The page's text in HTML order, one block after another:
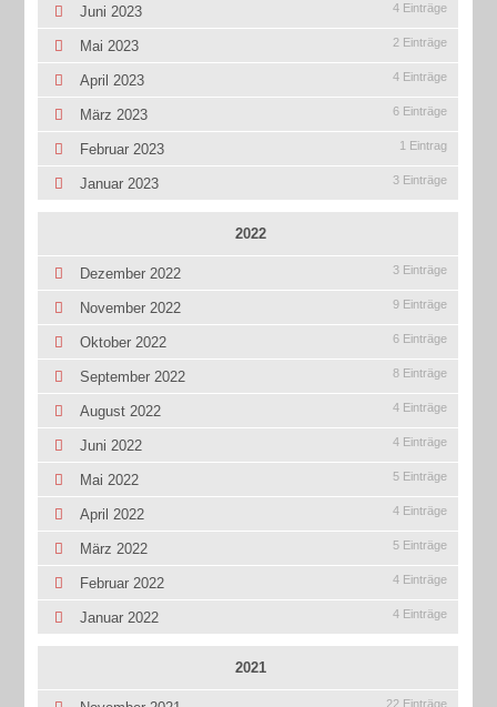
Juni 2023 4 Einträge
Mai 2023 2 Einträge
April 2023 4 Einträge
März 2023 6 Einträge
Februar 2023 1 Eintrag
Januar 2023 3 Einträge
2022
Dezember 2022 3 Einträge
November 2022 9 Einträge
Oktober 2022 6 Einträge
September 2022 8 Einträge
August 2022 4 Einträge
Juni 2022 4 Einträge
Mai 2022 5 Einträge
April 2022 4 Einträge
März 2022 5 Einträge
Februar 2022 4 Einträge
Januar 2022 4 Einträge
2021
22 Einträge